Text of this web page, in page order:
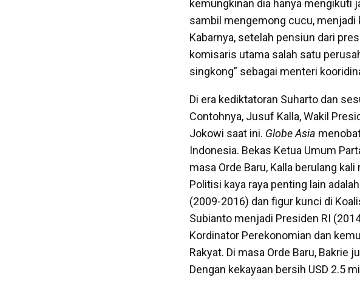
kemungkinan dia hanya mengikuti
sambil mengemong cucu,
Kabarnya, setelah pensiun dari
komisaris utama salah satu
singkong” sebagai menteri
Di era kediktatoran Suharto dan
Contohnya, Jusuf Kalla, Wakil
Jokowi saat ini. Globe Asia
Indonesia. Bekas Ketua Umum
masa Orde Baru, Kalla berulang
Politisi kaya raya penting lain
(2009-2016) dan figur kunci di
Subianto menjadi Presiden RI
Kordinator Perekonomian dan
Rakyat. Di masa Orde Baru, Bakrie
Dengan kekayaan bersih USD 2.5